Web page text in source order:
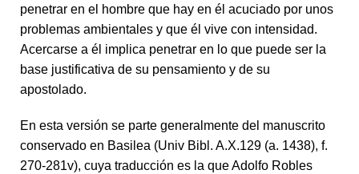
penetrar en el hombre que hay en él acuciado por unos
problemas ambientales y que él vive con intensidad.
Acercarse a él implica penetrar en lo que puede ser la
base justificativa de su pensamiento y de su
apostolado.
En esta versión se parte generalmente del manuscrito
conservado en Basilea (Univ Bibl. A.X.129 (a. 1438), f.
270-281v), cuya traducción es la que Adolfo Robles